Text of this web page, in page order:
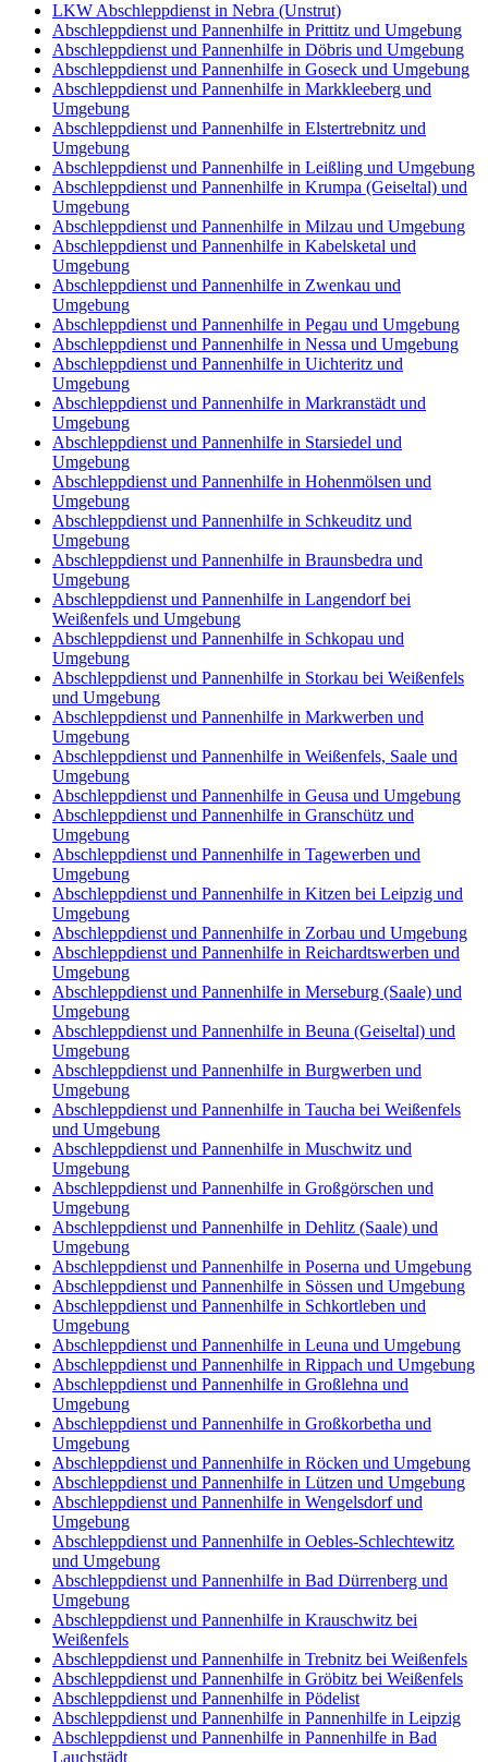
LKW Abschleppdienst in Nebra (Unstrut)
Abschleppdienst und Pannenhilfe in Prittitz und Umgebung
Abschleppdienst und Pannenhilfe in Döbris und Umgebung
Abschleppdienst und Pannenhilfe in Goseck und Umgebung
Abschleppdienst und Pannenhilfe in Markkleeberg und
Umgebung
Abschleppdienst und Pannenhilfe in Elstertrebnitz und
Umgebung
Abschleppdienst und Pannenhilfe in Leißling und Umgebung
Abschleppdienst und Pannenhilfe in Krumpa (Geiseltal) und
Umgebung
Abschleppdienst und Pannenhilfe in Milzau und Umgebung
Abschleppdienst und Pannenhilfe in Kabelsketal und
Umgebung
Abschleppdienst und Pannenhilfe in Zwenkau und
Umgebung
Abschleppdienst und Pannenhilfe in Pegau und Umgebung
Abschleppdienst und Pannenhilfe in Nessa und Umgebung
Abschleppdienst und Pannenhilfe in Uichteritz und
Umgebung
Abschleppdienst und Pannenhilfe in Markranstädt und
Umgebung
Abschleppdienst und Pannenhilfe in Starsiedel und
Umgebung
Abschleppdienst und Pannenhilfe in Hohenmölsen und
Umgebung
Abschleppdienst und Pannenhilfe in Schkeuditz und
Umgebung
Abschleppdienst und Pannenhilfe in Braunsbedra und
Umgebung
Abschleppdienst und Pannenhilfe in Langendorf bei
Weißenfels und Umgebung
Abschleppdienst und Pannenhilfe in Schkopau und
Umgebung
Abschleppdienst und Pannenhilfe in Storkau bei Weißenfels
und Umgebung
Abschleppdienst und Pannenhilfe in Markwerben und
Umgebung
Abschleppdienst und Pannenhilfe in Weißenfels, Saale und
Umgebung
Abschleppdienst und Pannenhilfe in Geusa und Umgebung
Abschleppdienst und Pannenhilfe in Granschütz und
Umgebung
Abschleppdienst und Pannenhilfe in Tagewerben und
Umgebung
Abschleppdienst und Pannenhilfe in Kitzen bei Leipzig und
Umgebung
Abschleppdienst und Pannenhilfe in Zorbau und Umgebung
Abschleppdienst und Pannenhilfe in Reichardtswerben und
Umgebung
Abschleppdienst und Pannenhilfe in Merseburg (Saale) und
Umgebung
Abschleppdienst und Pannenhilfe in Beuna (Geiseltal) und
Umgebung
Abschleppdienst und Pannenhilfe in Burgwerben und
Umgebung
Abschleppdienst und Pannenhilfe in Taucha bei Weißenfels
und Umgebung
Abschleppdienst und Pannenhilfe in Muschwitz und
Umgebung
Abschleppdienst und Pannenhilfe in Großgörschen und
Umgebung
Abschleppdienst und Pannenhilfe in Dehlitz (Saale) und
Umgebung
Abschleppdienst und Pannenhilfe in Poserna und Umgebung
Abschleppdienst und Pannenhilfe in Sössen und Umgebung
Abschleppdienst und Pannenhilfe in Schkortleben und
Umgebung
Abschleppdienst und Pannenhilfe in Leuna und Umgebung
Abschleppdienst und Pannenhilfe in Rippach und Umgebung
Abschleppdienst und Pannenhilfe in Großlehna und
Umgebung
Abschleppdienst und Pannenhilfe in Großkorbetha und
Umgebung
Abschleppdienst und Pannenhilfe in Röcken und Umgebung
Abschleppdienst und Pannenhilfe in Lützen und Umgebung
Abschleppdienst und Pannenhilfe in Wengelsdorf und
Umgebung
Abschleppdienst und Pannenhilfe in Oebles-Schlechtewitz
und Umgebung
Abschleppdienst und Pannenhilfe in Bad Dürrenberg und
Umgebung
Abschleppdienst und Pannenhilfe in Krauschwitz bei
Weißenfels
Abschleppdienst und Pannenhilfe in Trebnitz bei Weißenfels
Abschleppdienst und Pannenhilfe in Gröbitz bei Weißenfels
Abschleppdienst und Pannenhilfe in Pödelist
Abschleppdienst und Pannenhilfe in Pannenhilfe in Leipzig
Abschleppdienst und Pannenhilfe in Pannenhilfe in Bad
Lauchstädt